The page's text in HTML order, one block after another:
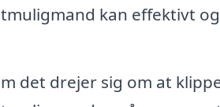
kan effektivt
det drejer sig om at